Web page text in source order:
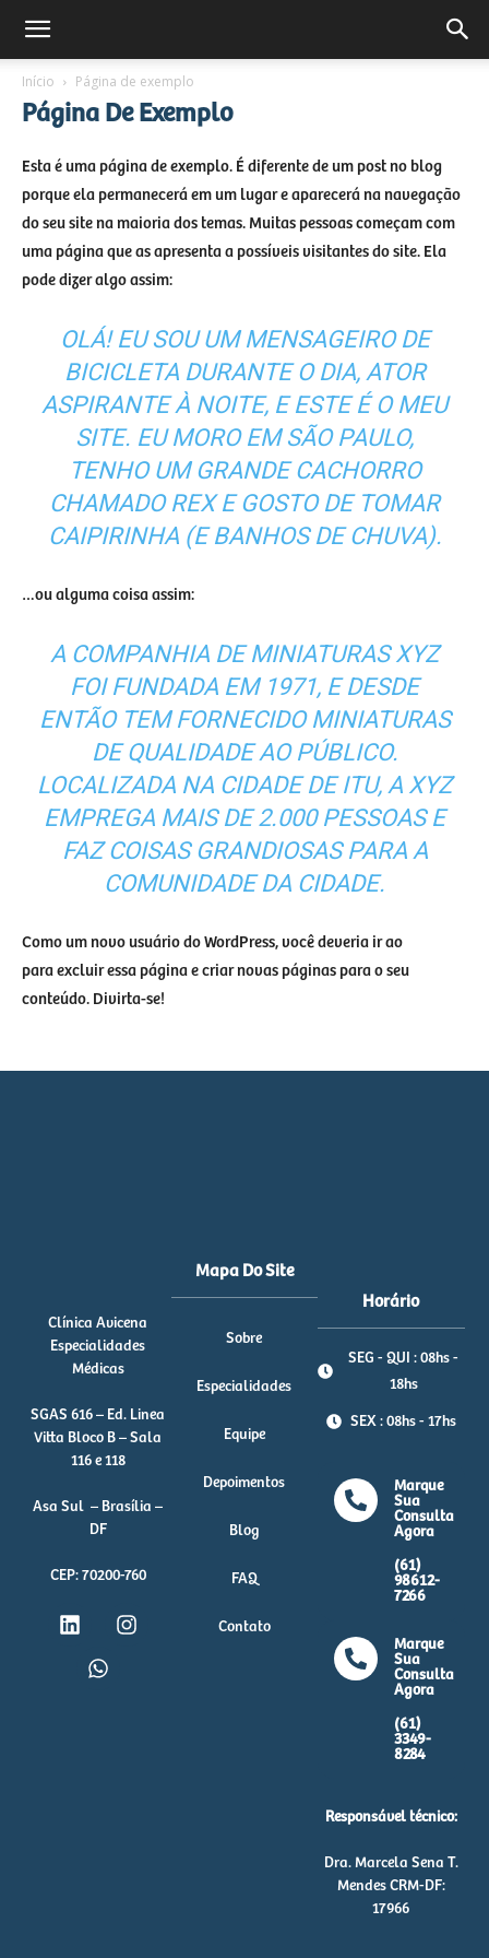
Início Página de exemplo
Página De Exemplo
Esta é uma página de exemplo. É diferente de um post no blog
porque ela permanecerá em um lugar e aparecerá na navegação
do seu site na maioria dos temas. Muitas pessoas começam com
uma página que as apresenta a possíveis visitantes do site. Ela
pode dizer algo assim:
OLÁ! EU SOU UM MENSAGEIRO DE
BICICLETA DURANTE O DIA, ATOR
ASPIRANTE À NOITE, E ESTE É O MEU
SITE. EU MORO EM SÃO PAULO,
TENHO UM GRANDE CACHORRO
CHAMADO REX E GOSTO DE TOMAR
CAIPIRINHA (E BANHOS DE CHUVA).
…ou alguma coisa assim:
A COMPANHIA DE MINIATURAS XYZ
FOI FUNDADA EM 1971, E DESDE
ENTÃO TEM FORNECIDO MINIATURAS
DE QUALIDADE AO PÚBLICO.
LOCALIZADA NA CIDADE DE ITU, A XYZ
EMPREGA MAIS DE 2.000 PESSOAS E
FAZ COISAS GRANDIOSAS PARA A
COMUNIDADE DA CIDADE.
Como um novo usuário do WordPress, você deveria ir ao
para excluir essa página e criar novas páginas para o seu
conteúdo. Divirta-se!
Clínica Avicena
Especialidades
Médicas
SGAS 616 – Ed. Linea
Vitta Bloco B – Sala
116 e 118
Asa Sul – Brasília –
DF
CEP: 70200-760
Mapa Do Site
Sobre
Especialidades
Equipe
Depoimentos
Blog
FAQ
Contato
Horário
SEG - QUI : 08hs -
18hs
SEX : 08hs - 17hs
Marque
Sua
Consulta
Agora
(61)
98612-
7266
Marque
Sua
Consulta
Agora
(61)
3349-
8284
Responsável técnico:
Dra. Marcela Sena T.
Mendes CRM-DF:
17966